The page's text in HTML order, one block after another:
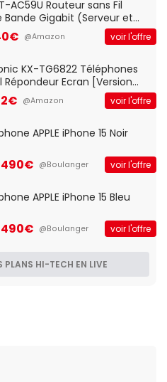
AC59U Routeur sans Fil
Bande Gigabit (Serveur et
Triple Vlan, Mode Point
et Bridge, contrôle Parental,
@Amazon voir l'offre
KX-TG6822 Téléphones
Répondeur Ecran [Version
@Amazon voir l'offre
APPLE iPhone 15 Noir
490€ @Boulanger voir l'offre
APPLE iPhone 15 Bleu
490€ @Boulanger voir l'offre
PLANS HI-TECH EN LIVE